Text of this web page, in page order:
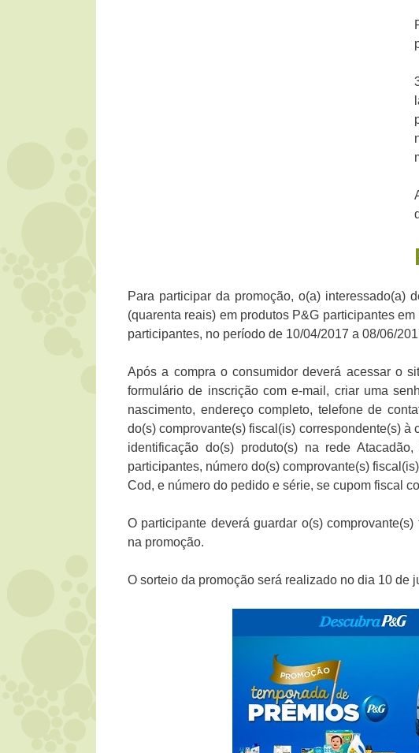
Para participar da promoção, o(a) interessado(a)
(quarenta reais) em produtos P&G participantes
participantes, no período de 10/04/2017 a 08/06/
Após a compra o consumidor deverá acessar o
formulário de inscrição com e-mail, criar uma
nascimento, endereço completo, telefone de
do(s) comprovante(s) fiscal(is) correspondente(s)
identificação do(s) produto(s) na rede
participantes, número do(s) comprovante(s)
Cod, e número do pedido e série, se cupom fiscal
O participante deverá guardar o(s)
na promoção.
O sorteio da promoção será realizado no dia 10 de